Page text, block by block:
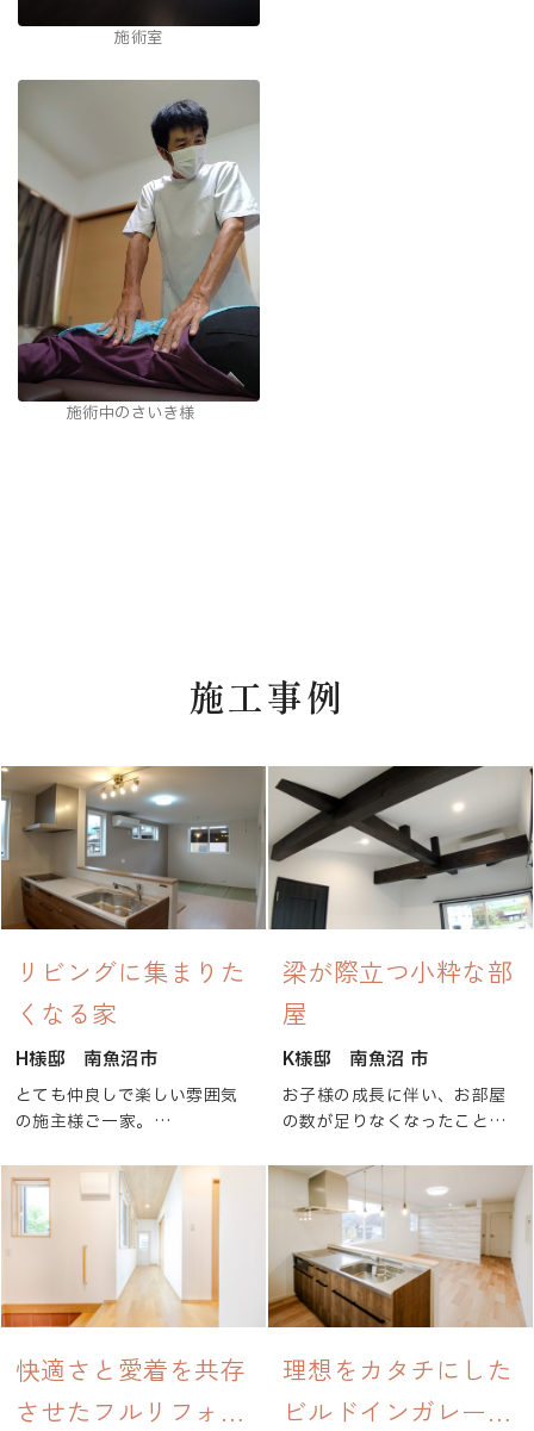
施術室
施術中のさいき様
施工事例
リビングに集まりた
くなる家
H様邸 南魚沼市
とても仲良しで楽しい雰囲気
の施主様ご一家。
が集合されるとのことで、皆
さんが集まっても窮屈に感じ
ない絶妙な広さのリビングを
提案しました。
ご希望で各居室の窓を高い位
置に配置し、明かりを取り入
れながら外の目線を気にせず
過ごせるようにしています。
また太陽光発電システムを採
梁が際立つ小粋な部
屋
K様邸 南魚沼 市
お子様の成長に伴い、お部屋
の数が足りなくなったことか
K様宅。
増築されたお部屋は梁を活か
したいとの事で、梁を黒く塗
装し、梁見せのかっこいいお
部屋に仕上がりました。
また増築部につながる廊下を
作るためトイレの位置を変え
たことで、今までお使いいた
だいた洗面化粧台のサイズが
快適さと愛着を共存
させたフルリフォー
理想をカタチにした
ビルドインガレージ